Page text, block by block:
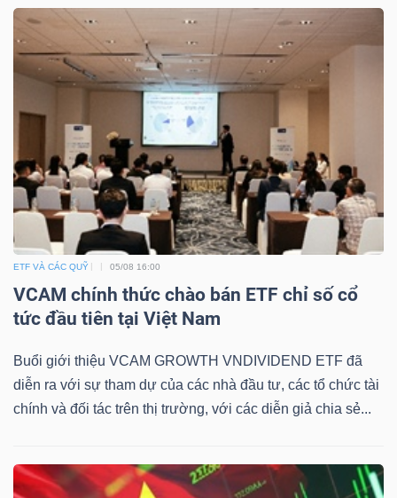
ETF VÀ CÁC QUỸ 05/08 16:00
VCAM chính thức chào bán ETF chỉ số cổ
tức đầu tiên tại Việt Nam
Buổi giới thiệu VCAM GROWTH VNDIVIDEND ETF đã
diễn ra với sự tham dự của các nhà đầu tư, các tổ chức tài
chính và đối tác trên thị trường, với các diễn giả chia sẻ...